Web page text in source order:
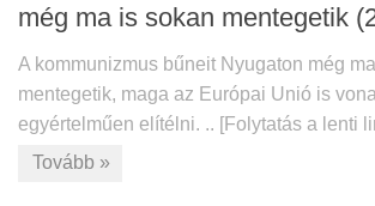
még ma is sokan mentegetik
A kommunizmus bűneit Nyugaton még
mentegetik, maga az Európai Unió is
egyértelműen elítélni. .. [Folytatás a lenti
Tovább »